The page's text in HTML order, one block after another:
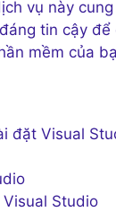
vụ này
tin cậy để
mềm của
đặt Visual
Visual Studio